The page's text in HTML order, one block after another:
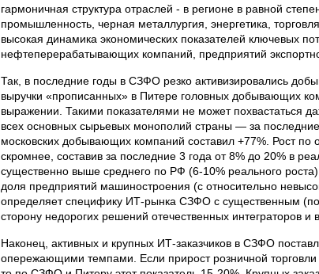
гармоничная структура отраслей - в регионе в равной
промышленность, черная металлургия, энергетика,
высокая динамика экономических показателей ключевых
нефтеперерабатывающих компаний, предприятий
Так, в последние годы в СЗФО резко активизировались
выручки «прописанных» в Питере головных добывающих
выражении. Такими показателями не может похвастаться
всех основных сырьевых монополий страны — за
московских добывающих компаний составил +77%. Рост
скромнее, составив за последние 3 года от 8% до 20% в
существенно выше среднего по РФ (6-10% реального
доля предприятий машиностроения (с относительно
определяет специфику ИТ-рынка СЗФО с существенным
сторону недорогих решений отечественных интеграторов и
Наконец, активных и крупных ИТ-заказчиков в СЗФО
опережающими темпами. Если прирост розничной